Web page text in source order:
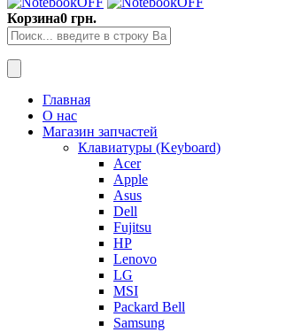
Корзина0 грн.
Главная
О нас
Магазин запчастей
Клавиатуры (Keyboard)
Acer
Apple
Asus
Dell
Fujitsu
HP
Lenovo
LG
MSI
Packard Bell
Samsung